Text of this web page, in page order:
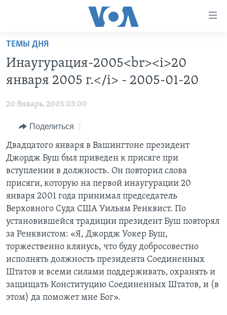
Перейти
основной
контент
Перейти
навигации
Перейти
поиск
ПРОГРАММЫ
НОВОСТИ ЗА МИНУТУ
ИТОГИ
ПОЧЕМУ ЭТО ВАЖНО?
ДИСКУССИЯ VOA
ДЕТАЛИ
НЬЮ-ЙОРК NEW YORK
АМЕРИКА. БОЛЬШОЕ ПУТЕШЕСТВИЕ
ПРОЕКТЫ
УЧИМ АНГЛИЙСКИЙ
НАША АМЕРИКАНСКАЯ ИСТОРИЯ
А КАК В АМЕРИКЕ?
АРТЕФАКТЫ
АМЕРИКАНСКИЕ ГОРОДКИ
ТЕСТЫ
ЭКСПЕРТИЗА
ИНТЕРВЬЮ
ФАКТЫ ПРОТИВ ФЕЙКОВ
ЗА СВОБОДУ ПРЕССЫ
УЧИМ АНГЛИЙСКИЙ
ВИДЕО
ПОДПИСКА НА НОВОСТИ
Learning English
СОЦИАЛЬНЫЕ СЕТИ
ТЕМЫ ДНЯ
Инаугурация-2005<br><i>20
января 2005 г.</i> - 2005-01-20
20 Январь, 2005 03:00
Поделиться
Двадцатого января в Вашингтоне президент
Джордж Буш был приведен к присяге при
вступлении в должность. Он повторил слова
присяги‚ которую на первой инаугурации 20
января 2001 года принимал председатель
Верховного Суда США Уильям Ренквист. По
установившейся традиции президент Буш повторял
за Ренквистом: «Я, Джордж Уокер Буш,
торжественно клянусь, что буду добросовестно
исполнять должность президента Соединенных
Штатов и всеми силами поддерживать‚ охранять и
защищать Конституцию Соединенных Штатов, и (в
этом) да поможет мне Бог».